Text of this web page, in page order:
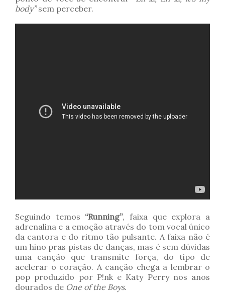
body”sem perceber.
Seguindo temos “Running”, faixa que explora a
adrenalina e a emoção através do tom vocal único
da cantora e do ritmo tão pulsante. A faixa não é
um hino pras pistas de danças, mas é sem dúvidas
uma canção que transmite força, do tipo de
acelerar o coração. A canção chega a lembrar o
pop produzido por P!nk e Katy Perry nos anos
dourados de One of the Boys.